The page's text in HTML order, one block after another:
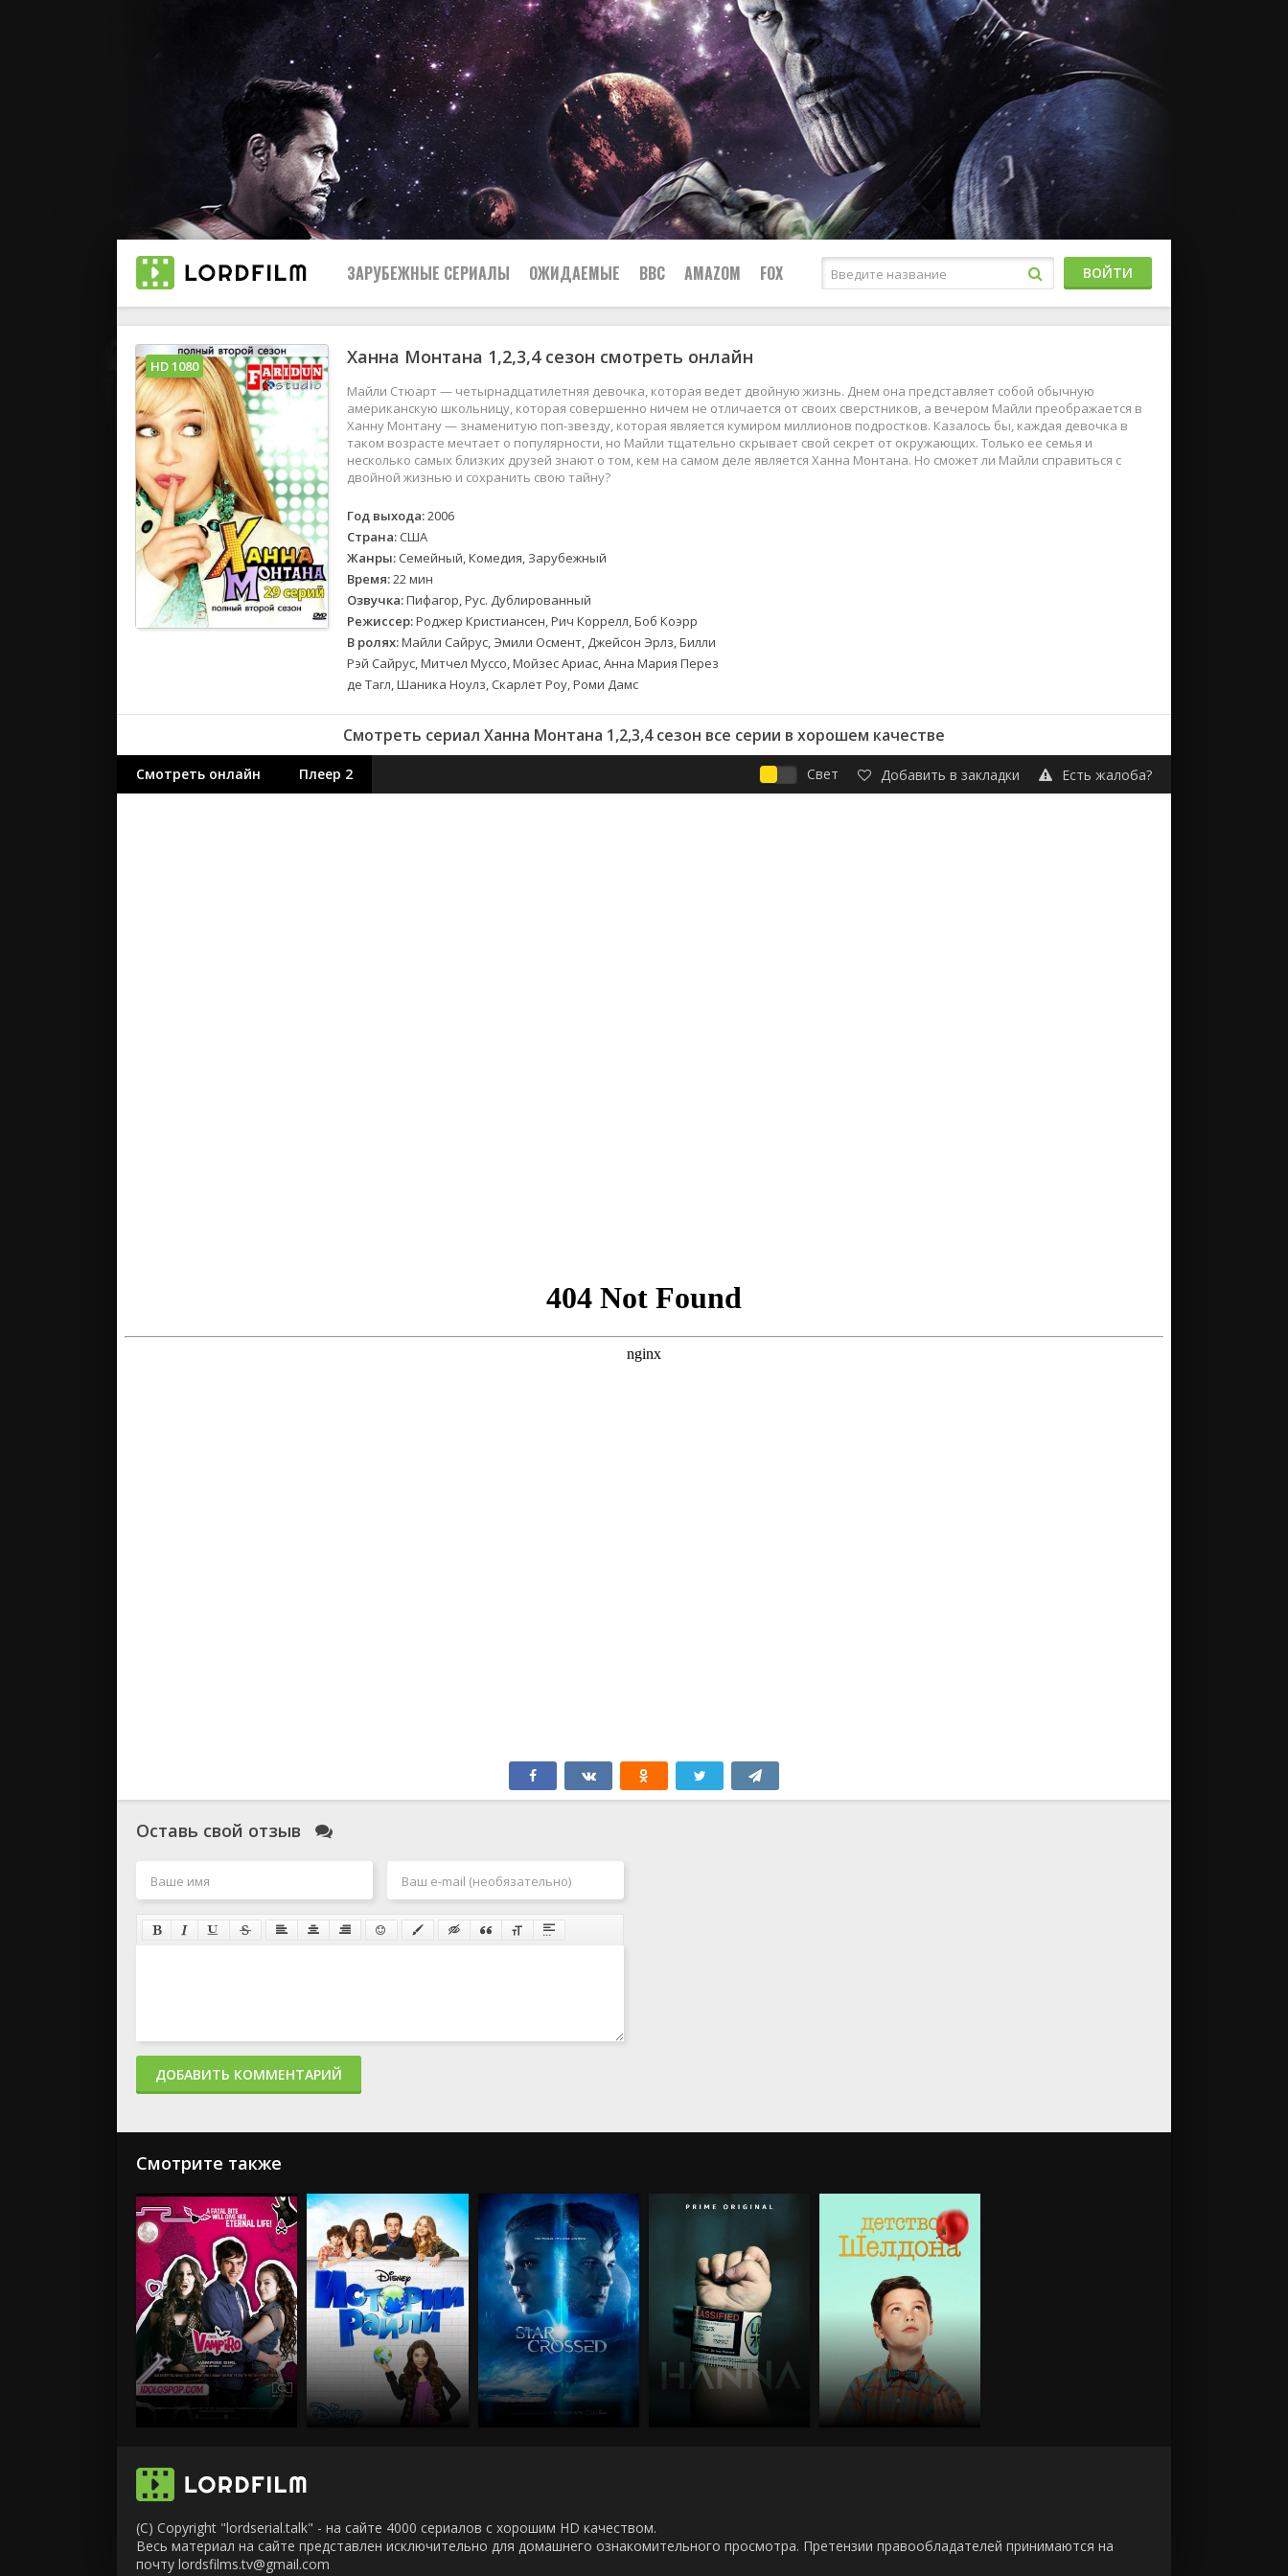
ЗАРУБЕЖНЫЕ СЕРИАЛЫ
Все
2019
2018
2017
Испания
Германия
Корея Южная
Канада
Индия
Франция
Боевики
Приключения
Детективы
Драмы
Мелодрамы
Фантастика
Ужасы
Военные
Семейные
Спортивные
ОЖИДАЕМЫЕ BBC AMAZOM FOX ВОЙТИ
Ханна Монтана 1,2,3,4 сезон смотреть онлайн
Майли Стюарт — четырнадцатилетняя девочка, которая ведет двойную жизнь. Днем она представляет собой обычную
американскую школьницу, которая совершенно ничем не отличается от своих сверстников, а вечером Майли преображается в
Ханну Монтану — знаменитую поп-звезду, которая является кумиром миллионов подростков. Казалось бы, каждая девочка в
таком возрасте мечтает о популярности, но Майли тщательно скрывает свой секрет от окружающих. Только ее семья и
несколько самых близких друзей знают о том, кем на самом деле является Ханна Монтана. Но сможет ли Майли справиться с
двойной жизнью и сохранить свою тайну?
Год выхода:2006
Страна: США
Жанры: Семейный, Комедия, Зарубежный
Время:22 мин
Озвучка:Пифагор, Рус. Дублированный
Режиссер:Роджер Кристиансен, Рич Коррелл, Боб Коэрр
В ролях:Майли Сайрус, Эмили Осмент, Джейсон Эрлз, Билли
Рэй Сайрус, Митчел Муссо, Мойзес Ариас, Анна Мария Перез
де Тагл, Шаника Ноулз, Скарлет Роу, Роми Дамс
HD 1080
Смотреть сериал Ханна Монтана 1,2,3,4 сезон все серии в хорошем качестве
Смотреть онлайн Плеер 2 Свет Добавить в закладки Есть жалоба?
Оставь свой отзыв
ДОБАВИТЬ КОММЕНТАРИЙ
Смотрите также
(C) Copyright "lordserial.talk" - на сайте 4000 сериалов с хорошим HD качеством.
Весь материал на сайте представлен исключительно для домашнего ознакомительного просмотра. Претензии правообладателей принимаются на
почту lordsfilms.tv@gmail.com